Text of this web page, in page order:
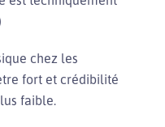
chez les
fort et crédibilité
faible.